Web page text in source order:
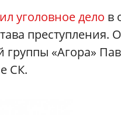
уголовное дело в
преступления.
«Агора»
СК.